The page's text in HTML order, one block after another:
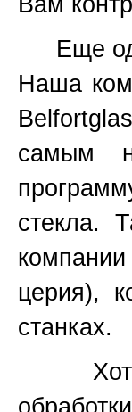
Еще
Наша
самым
стекла.
церия),
станках.
Хотим